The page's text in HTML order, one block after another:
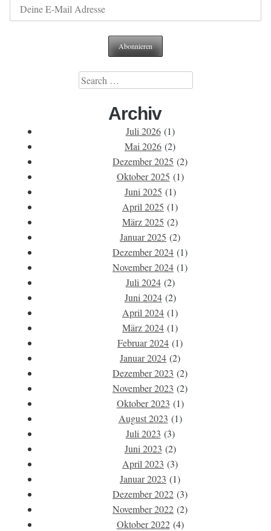
Search
Archiv
Juli 2026(1)
Mai 2026 (2)
Dezember 2025 (2)
Oktober 2025 (1)
Juni 2025 (1)
April 2025 (1)
März 2025 (2)
Januar 2025 (2)
Dezember 2024 (1)
November 2024 (1)
Juli 2024(2)
Juni 2024(2)
April 2024 (1)
März 2024 (1)
Februar 2024 (1)
Januar 2024 (2)
Dezember 2023 (2)
November 2023 (2)
Oktober 2023 (1)
August 2023 (1)
Juli 2023 (3)
Juni 2023 (2)
April 2023 (3)
Januar 2023 (1)
Dezember 2022 (3)
November 2022 (2)
Oktober 2022(4)